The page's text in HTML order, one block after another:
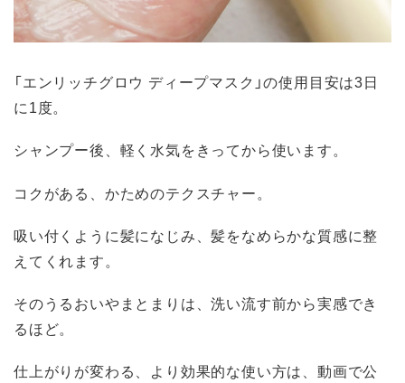
「エンリッチグロウ ディープマスク」の使用目安は3日
に1度。
シャンプー後、軽く水気をきってから使います。
コクがある、かためのテクスチャー。
吸い付くように髪になじみ、髪をなめらかな質感に整
えてくれます。
そのうるおいやまとまりは、洗い流す前から実感でき
るほど。
仕上がりが変わる、より効果的な使い方は、動画で公